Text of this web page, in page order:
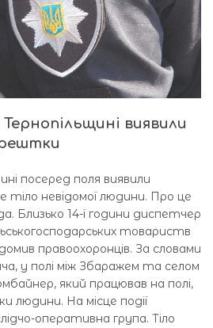
Тернопільщині виявили
посеред поля виявили
тіло невідомої людини. Про це
Близько 14-ї години диспетчер
товариств
правоохоронців. За словами
у полі між Збаражем та селом
який працював на полі,
людини. На місце події
оперативна група. Тіло